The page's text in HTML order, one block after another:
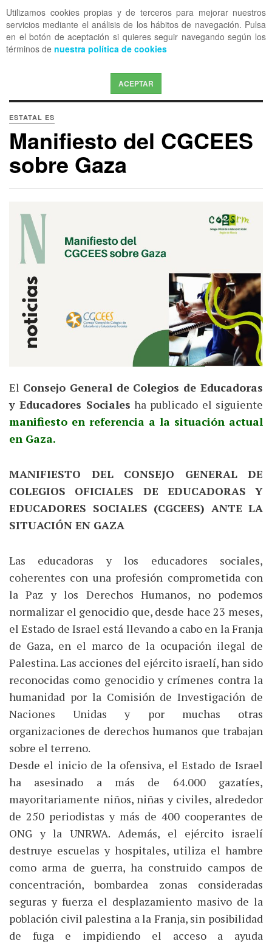
Utilizamos cookies propias y de terceros para mejorar nuestros
servicios mediante el análisis de los hábitos de navegación. Pulsa
en el botón de aceptación si quieres seguir navegando según los
términos de nuestra política de cookies
ACEPTAR
OFF CANVAS
ESTATAL ES
Manifiesto del CGCEES
sobre Gaza
El Consejo General de Colegios de Educadoras
y Educadores Sociales ha publicado el siguiente
manifiesto en referencia a la situación actual
en Gaza.
MANIFIESTO DEL CONSEJO GENERAL DE
COLEGIOS OFICIALES DE EDUCADORAS Y
EDUCADORES SOCIALES (CGCEES) ANTE LA
SITUACIÓN EN GAZA
Las educadoras y los educadores sociales,
coherentes con una profesión comprometida con
la Paz y los Derechos Humanos, no podemos
normalizar el genocidio que, desde hace 23 meses,
el Estado de Israel está llevando a cabo en la Franja
de Gaza, en el marco de la ocupación ilegal de
Palestina. Las acciones del ejército israelí, han sido
reconocidas como genocidio y crímenes contra la
humanidad por la Comisión de Investigación de
Naciones Unidas y por muchas otras
organizaciones de derechos humanos que trabajan
sobre el terreno.
Desde el inicio de la ofensiva, el Estado de Israel
ha asesinado a más de 64.000 gazatíes,
mayoritariamente niños, niñas y civiles, alrededor
de 250 periodistas y más de 400 cooperantes de
ONG y la UNRWA. Además, el ejército israelí
destruye escuelas y hospitales, utiliza el hambre
como arma de guerra, ha construido campos de
concentración, bombardea zonas consideradas
seguras y fuerza el desplazamiento masivo de la
población civil palestina a la Franja, sin posibilidad
de fuga e impidiendo el acceso a ayuda